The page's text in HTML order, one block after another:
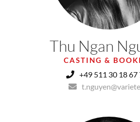
Thu Ngan
CASTING &
+49 511 30 18 67